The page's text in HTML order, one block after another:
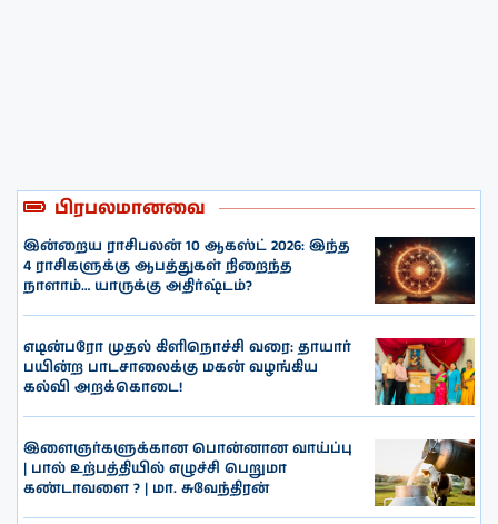
பிரபலமானவை
இன்றைய ராசிபலன் 10 ஆகஸ்ட் 2026: இந்த
4 ராசிகளுக்கு ஆபத்துகள் நிறைந்த
நாளாம்… யாருக்கு அதிர்ஷ்டம்?
எடின்பரோ முதல் கிளிநொச்சி வரை: தாயார்
பயின்ற பாடசாலைக்கு மகன் வழங்கிய
கல்வி அறக்கொடை!
இளைஞர்களுக்கான பொன்னான வாய்ப்பு
| பால் உற்பத்தியில் எழுச்சி பெறுமா
கண்டாவளை ? | மா. சுவேந்திரன்